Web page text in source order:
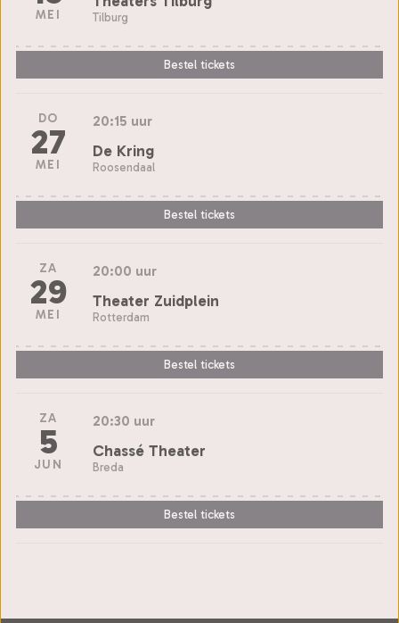
MEI Tilburg
Bestel tickets
DO
27
MEI
20:15 uur
De Kring
Roosendaal
Bestel tickets
ZA
29
MEI
20:00 uur
Theater Zuidplein
Rotterdam
Bestel tickets
ZA
5
JUN
20:30 uur
Chassé Theater
Breda
Bestel tickets